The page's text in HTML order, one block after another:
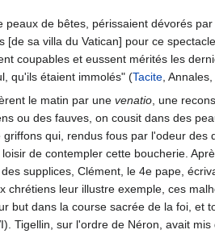
de bêtes, périssaient dévorés
sa villa du Vatican] pour ce
coupables et eussent mérités les
qu'ils étaient immolés" (Tacite ,
le matin par une venatio , une
ou des fauves, on cousit dans des
qui, rendus fous par l'odeur
de contempler cette boucherie.
supplices, Clément, le 4e pape,
leur illustre exemple, ces
but dans la course sacrée de la foi,
Tigellin, sur l'ordre de Néron, avait